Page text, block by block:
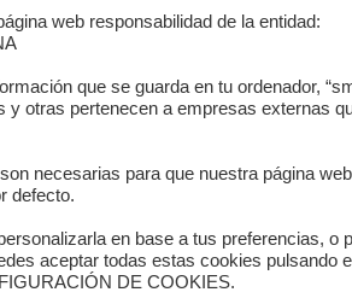
web responsabilidad de la entidad:
que se guarda en tu ordenador,
otras pertenecen a empresas externas
necesarias para que nuestra página
defecto.
en base a tus preferencias, o
aceptar todas estas cookies pulsando
DE COOKIES.